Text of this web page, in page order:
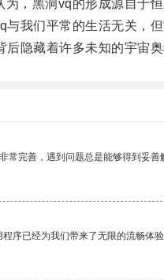
黑洞vq的形成源自于恒
们平常的生活无关，但
藏着许多未知的宇宙奥
常完善，遇到问题总是能够得到妥善
序已经为我们带来了无限的流畅体验